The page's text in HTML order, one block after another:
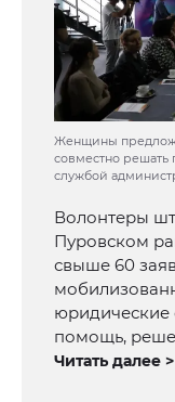
Женщины
совместно решать
службой
Волонтеры
Пуровском
свыше 60
юридические
помощь,
Читать далее >